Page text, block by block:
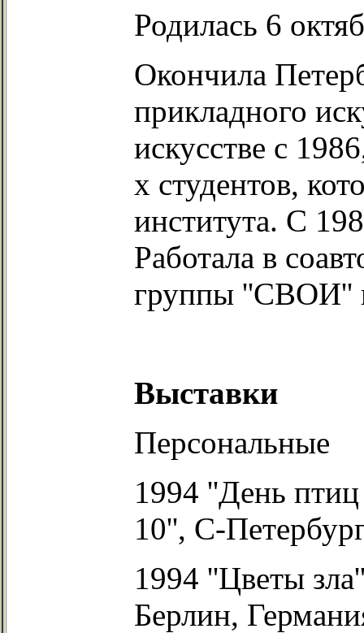
Родилась 6
Окончила
прикладного
искусстве с
х студентов,
института. С
Работала в
группы ''СВОИ''
Выставки
Персональные
1994 ''День
10'', С-
1994 ''Цветы
Берлин,